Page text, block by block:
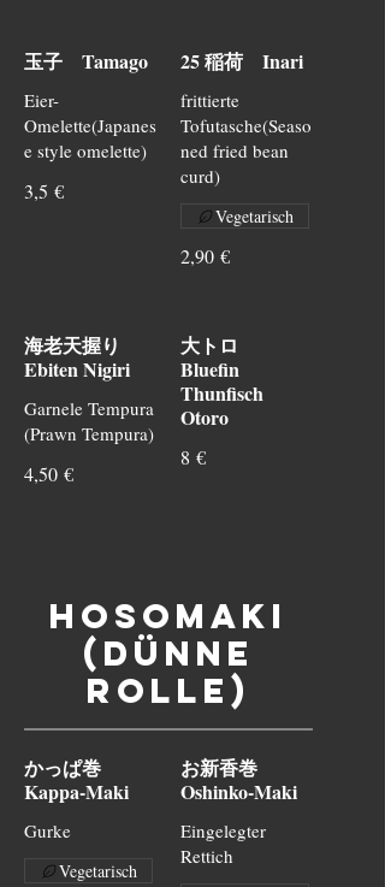
玉子 Tamago
Eier-
Omelette(Japanes
e style omelette)
3,5 €
25 稲荷 Inari
frittierte
Tofutasche(Seaso
ned fried bean
curd)
2,90 €
Vegetarisch
海老天握り
Ebiten Nigiri
Garnele Tempura
(Prawn Tempura)
4,50 €
大トロ
Bluefin
Thunfisch
Otoro
8 €
Hosomaki
(Dünne
Rolle)
かっぱ巻
Kappa-Maki
Gurke
Vegetarisch
お新香巻
Oshinko-Maki
Eingelegter
Rettich